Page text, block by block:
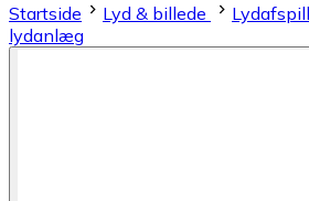
Startside
Lyd & billede
lydanlæg